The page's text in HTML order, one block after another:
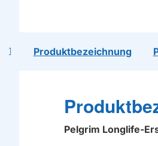
Produktbezeichnung
Pelgrim Longlife-